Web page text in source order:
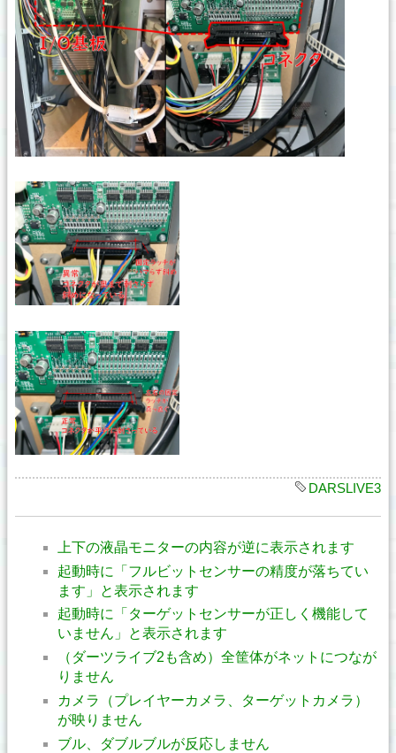
DARSLIVE3
上下の液晶モニターの内容が逆に表示されます
起動時に「フルビットセンサーの精度が落ちてい
ます」と表示されます
起動時に「ターゲットセンサーが正しく機能して
いません」と表示されます
（ダーツライブ2も含め）全筐体がネットにつなが
りません
カメラ（プレイヤーカメラ、ターゲットカメラ）
が映りません
ブル、ダブルブルが反応しません